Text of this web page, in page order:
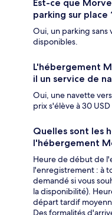
Est-ce que
parking sur place
Oui, un parking
disponibles.
L'hébergement
il un service de
Oui, une navette
prix s'élève à 30
Quelles sont les
l'hébergement
Heure de début de
l'enregistrement : à
demandé si vous
la disponibilité).
départ tardif
Des formalités